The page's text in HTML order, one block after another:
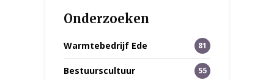
Onderzoeken
Warmtebedrijf Ede 81
Bestuurscultuur 55